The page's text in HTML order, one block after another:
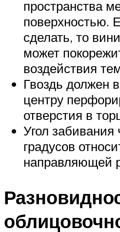
пространства
поверхностью.
сделать, то
может
воздействия
Гвоздь должен
центру
отверстия в
Угол забивания
градусов
направляющей